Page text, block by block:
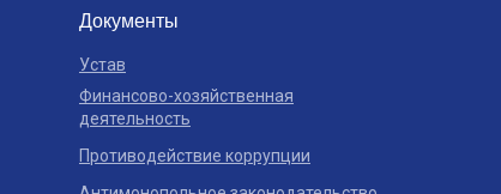
Документы
Устав
Финансово-хозяйственная
деятельность
Противодействие коррупции